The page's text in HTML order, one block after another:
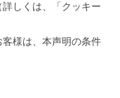
しくは、「クッキー
様は、本声明の条件